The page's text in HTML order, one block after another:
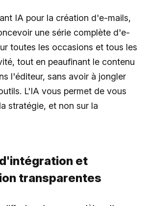
IA pour la création d'e-mails,
une série complète d'e-
toutes les occasions et tous les
tout en peaufinant le contenu
l'éditeur, sans avoir à jongler
L'IA vous permet de vous
stratégie, et non sur la
et
transparentes